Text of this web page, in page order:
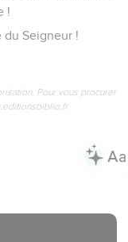
!
Seigneur !
Pour vous procurer